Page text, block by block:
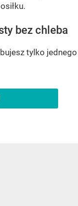
bez chleba
tylko jednego